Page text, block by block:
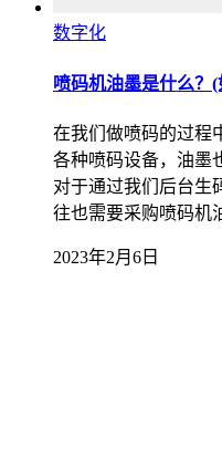
数字化
喷码机油墨是什么？(
在我们做喷码的过程
各种喷码设备，油墨
对于通过我们后台生
往也需要采购喷码
2023年2月6日